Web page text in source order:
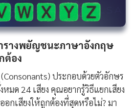
รางพยัญชนะภาษาอังกฤษ
ต้อง
ประกอบด้วยตัวอักษร
มด 24 เสียง คุณอยากรู้วิธีแยกเสียง
อกเสียงให้ถูกต้องที่สุดหรือไม่? มา